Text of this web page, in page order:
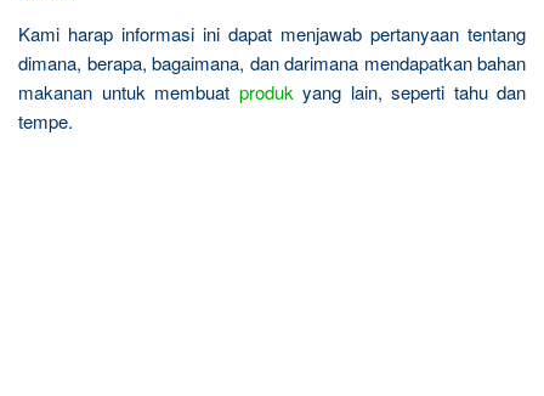
Kami harap informasi ini dapat menjawab pertanyaan tentang
dimana, berapa, bagaimana, dan darimana mendapatkan bahan
makanan untuk membuat produk yang lain, seperti tahu dan
tempe.